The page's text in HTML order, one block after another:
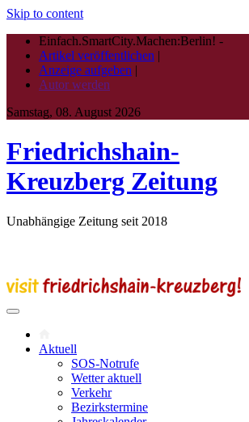
Skip to content
Einfach.SmartCity.Machen:Berlin! -
Artikel veröffentlichen |
Anzeige aufgeben |
Autor werden
Samstag, 08. August 2026
Friedrichshain-
Kreuzberg Zeitung
Unabhängige Zeitung seit 2018
Aktuell
SOS-Notrufe
Wetter aktuell
Verkehr
Bezirkstermine